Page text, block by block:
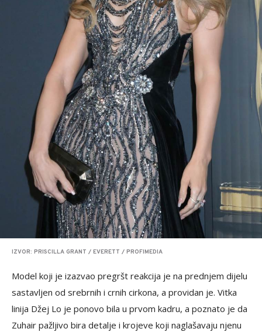
IZVOR: PRISCILLA GRANT / EVERETT / PROFIMEDIA
Model koji je izazvao pregršt reakcija je na prednjem dijelu
sastavljen od srebrnih i crnih cirkona, a providan je. Vitka
linija Džej Lo je ponovo bila u prvom kadru, a poznato je da
Zuhair pažljivo bira detalje i krojeve koji naglašavaju njenu